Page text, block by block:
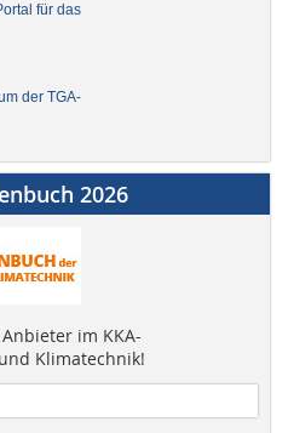
für das
der TGA-
2026
im KKA-
Klimatechnik!